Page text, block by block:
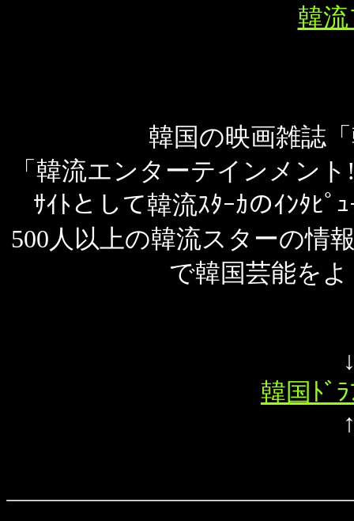
韓
韓国の映画雑誌
「韓流エンターテインメン
ｻｲﾄとして韓流ｽﾀｰｶのｲﾝﾀﾋ
500人以上の韓流スターの情
で韓国芸能を
韓国ﾄﾞ